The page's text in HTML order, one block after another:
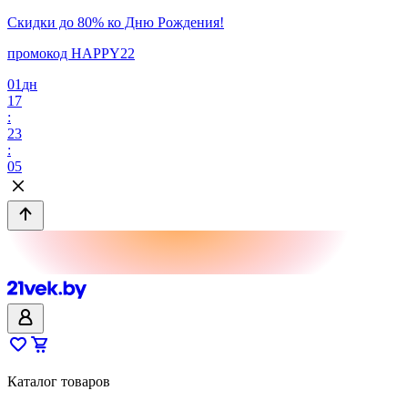
Скидки до 80% ко Дню Рождения!
промокод HAPPY22
01 дн
17
:
23
:
05
Каталог товаров